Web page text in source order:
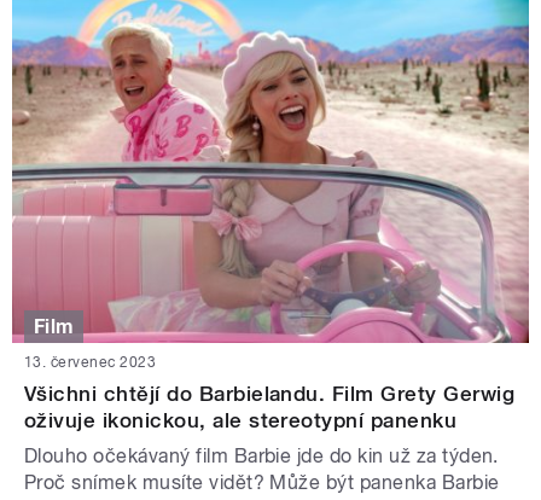
Film
13. červenec 2023
Všichni chtějí do Barbielandu. Film Grety Gerwig
oživuje ikonickou, ale stereotypní panenku
Dlouho očekávaný film Barbie jde do kin už za týden.
Proč snímek musíte vidět? Může být panenka Barbie